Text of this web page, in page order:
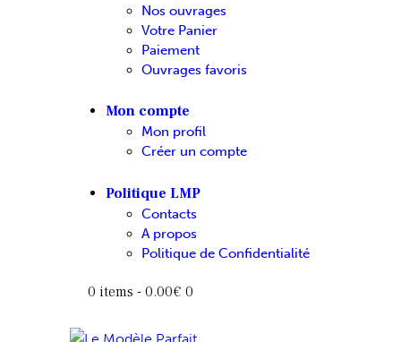
Nos ouvrages
Votre Panier
Paiement
Ouvrages favoris
Mon compte
Mon profil
Créer un compte
Politique LMP
Contacts
A propos
Politique de Confidentialité
0 items - 0.00€ 0